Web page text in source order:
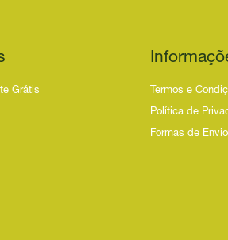
Grátis Termos e
Política de
Formas de